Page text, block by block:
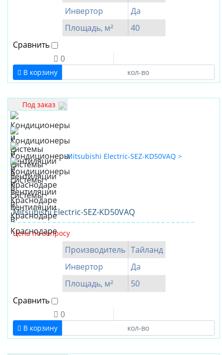
Mitsubishi
Clima
Производитель
Китай
Тайланд
Инвертор
Да
Площадь, м²
40
Сравнить
0
В корзину
Под заказ
Mitsubishi Electric-SEZ-KD50VAQ
Цена по запросу
Производитель Тайланд
Инвертор
Да
Площадь, м²
50
Сравнить
0
В корзину